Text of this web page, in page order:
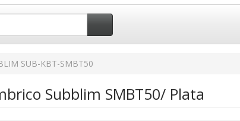
SUB-KBT-SMBT50
Subblim SMBT50/ Plata